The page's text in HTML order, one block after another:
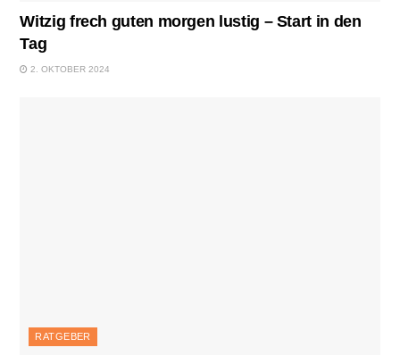
Witzig frech guten morgen lustig – Start in den
Tag
2. OKTOBER 2024
RATGEBER